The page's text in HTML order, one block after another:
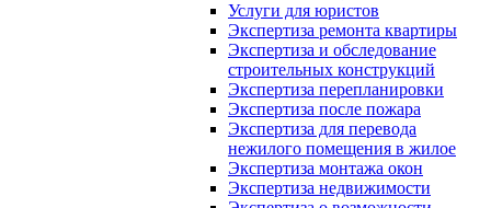
Услуги для юристов
Экспертиза ремонта квартиры
Экспертиза и обследование
строительных конструкций
Экспертиза перепланировки
Экспертиза после пожара
Экспертиза для перевода
нежилого помещения в жилое
Экспертиза монтажа окон
Экспертиза недвижимости